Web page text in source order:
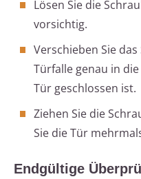
Lösen Sie die
vorsichtig.
Verschieben Sie
Türfalle genau in
Tür geschlossen ist.
Ziehen Sie die
Sie die Tür
Endgültige